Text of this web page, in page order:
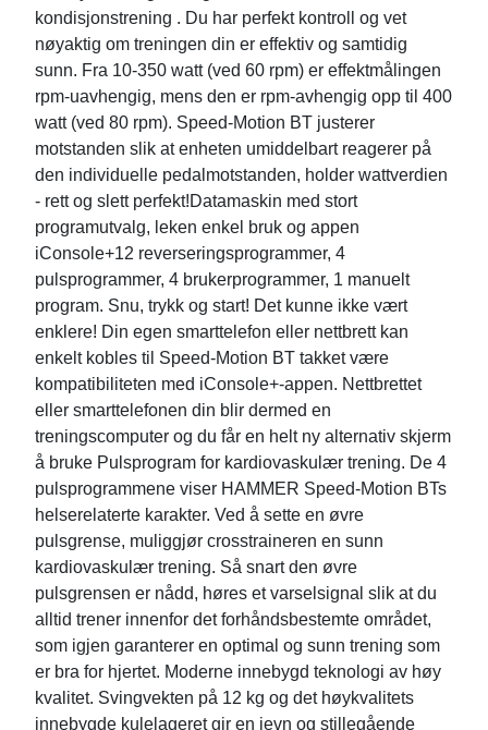
kondisjonstrening . Du har perfekt kontroll og vet
nøyaktig om treningen din er effektiv og samtidig
sunn. Fra 10-350 watt (ved 60 rpm) er effektmålingen
rpm-uavhengig, mens den er rpm-avhengig opp til 400
watt (ved 80 rpm). Speed-Motion BT justerer
motstanden slik at enheten umiddelbart reagerer på
den individuelle pedalmotstanden, holder wattverdien
- rett og slett perfekt!Datamaskin med stort
programutvalg, leken enkel bruk og appen
iConsole+12 reverseringsprogrammer, 4
pulsprogrammer, 4 brukerprogrammer, 1 manuelt
program. Snu, trykk og start! Det kunne ikke vært
enklere! Din egen smarttelefon eller nettbrett kan
enkelt kobles til Speed-Motion BT takket være
kompatibiliteten med iConsole+-appen. Nettbrettet
eller smarttelefonen din blir dermed en
treningscomputer og du får en helt ny alternativ skjerm
å bruke Pulsprogram for kardiovaskulær trening. De 4
pulsprogrammene viser HAMMER Speed-Motion BTs
helserelaterte karakter. Ved å sette en øvre
pulsgrense, muliggjør crosstraineren en sunn
kardiovaskulær trening. Så snart den øvre
pulsgrensen er nådd, høres et varselsignal slik at du
alltid trener innenfor det forhåndsbestemte området,
som igjen garanterer en optimal og sunn trening som
er bra for hjertet. Moderne innebygd teknologi av høy
kvalitet. Svingvekten på 12 kg og det høykvalitets
innebygde kulelageret gir en jevn og stillegående